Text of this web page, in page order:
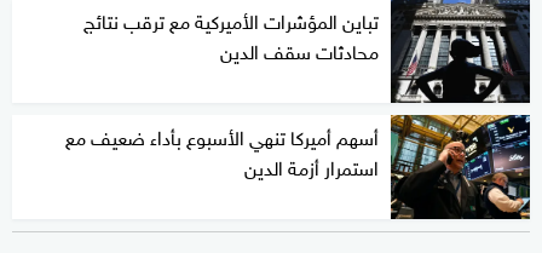
تباين المؤشرات الأميركية مع ترقب نتائج
محادثات سقف الدين
أسهم أميركا تنهي الأسبوع بأداء ضعيف مع
استمرار أزمة الدين